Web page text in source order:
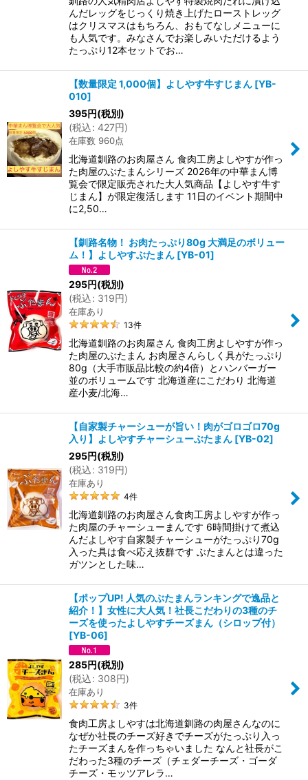
んだレッグをじっくり焼き上げたローストレッグ
はクリスマスはもちろん、おもてなしメニューに
も人気です。みなさんでお楽しみいただけるよう
たっぷり12本セットでお…
【数量限定 1,000個】よしやす牛すじまん [YB-
010]
395円(税別)
(税込: 427円)
在庫数 960点
北海道釧路のお肉屋さん 食肉工房よしやすが作っ
た肉屋のぶたまんシリーズ 2026年の中華まん博
覧会で限定販売された大人気商品【よしやす牛す
じまん】が限定復活します 11日のイベント期間中
に2,50…
【釧路名物！ お肉たっぷり80g 大満足のボリュー
ム！】よしやすぶたまん [YB-01]
295円(税別)
(税込: 319円)
在庫あり
13件
北海道釧路のお肉屋さん 食肉工房よしやすが作っ
た肉屋のぶたまん お肉屋さんらしく具がたっぷり
80g（大手市販品比較の約4倍）とハンバーガー
並のボリュームです 北海道産にこだわり 北海道
産小麦/北海…
【自家製チャーシューが旨い！肉がゴロゴロ70g
入り】よしやすチャーシューぶたまん [YB-02]
295円(税別)
(税込: 319円)
在庫あり
4件
北海道釧路のお肉屋さん食肉工房よしやすが作っ
た肉屋のチャーシューまんです 6時間掛けて煮込
んだよしやす自家製チャーシューがたっぷり70g
入った具は食べ応え抜群です ぶたまんとは違った
ガツンとした味…
【ポップUP! 人気のぶたまんランキングで逸品と
紹介！】女性に大人気！社長こだわりの3種のチ
ーズを使ったよしやすチーズまん（シロップ付）
[YB-06]
285円(税別)
(税込: 308円)
在庫あり
3件
食肉工房よしやすは北海道釧路の肉屋さんなのに
なぜか社長のチーズ好きでチーズがたっぷり入っ
たチーズまんを作っちゃいました なんと社長がこ
だわった3種のチーズ（チェダーチーズ・ゴーダ
チーズ・モッツアレラ…